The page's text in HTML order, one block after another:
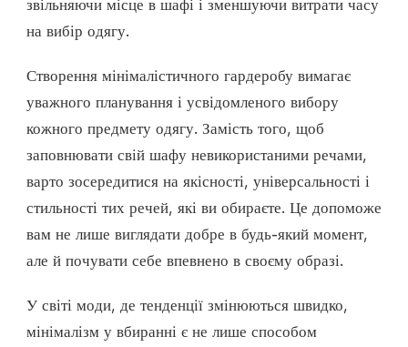
звільняючи місце в шафі і зменшуючи витрати часу
на вибір одягу.
Створення мінімалістичного гардеробу вимагає
уважного планування і усвідомленого вибору
кожного предмету одягу. Замість того, щоб
заповнювати свій шафу невикористаними речами,
варто зосередитися на якісності, універсальності і
стильності тих речей, які ви обираєте. Це допоможе
вам не лише виглядати добре в будь-який момент,
але й почувати себе впевнено в своєму образі.
У світі моди, де тенденції змінюються швидко,
мінімалізм у вбиранні є не лише способом